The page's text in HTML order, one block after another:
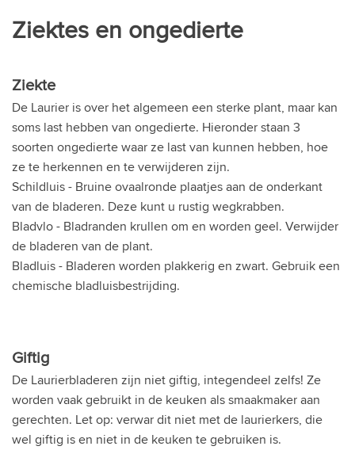
Ziektes en ongedierte
Ziekte
De Laurier is over het algemeen een sterke plant, maar kan
soms last hebben van ongedierte. Hieronder staan 3
soorten ongedierte waar ze last van kunnen hebben, hoe
ze te herkennen en te verwijderen zijn.
Schildluis - Bruine ovaalronde plaatjes aan de onderkant
van de bladeren. Deze kunt u rustig wegkrabben.
Bladvlo - Bladranden krullen om en worden geel. Verwijder
de bladeren van de plant.
Bladluis - Bladeren worden plakkerig en zwart. Gebruik een
chemische bladluisbestrijding.
Giftig
De Laurierbladeren zijn niet giftig, integendeel zelfs! Ze
worden vaak gebruikt in de keuken als smaakmaker aan
gerechten. Let op: verwar dit niet met de laurierkers, die
wel giftig is en niet in de keuken te gebruiken is.